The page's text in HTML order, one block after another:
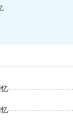
忆
忆